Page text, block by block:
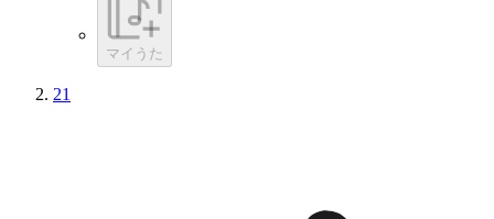
マイうた
21